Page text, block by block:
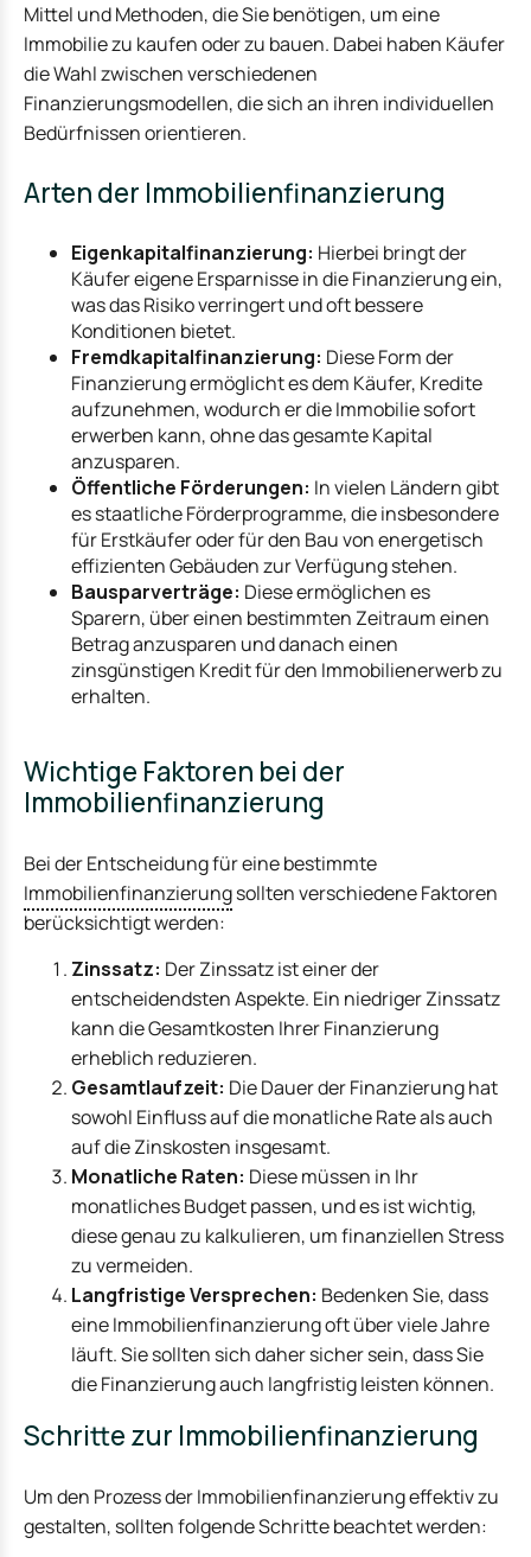
Mittel und Methoden, die Sie benötigen, um eine
Immobilie zu kaufen oder zu bauen. Dabei haben Käufer
die Wahl zwischen verschiedenen
Finanzierungsmodellen, die sich an ihren individuellen
Bedürfnissen orientieren.
Arten der Immobilienfinanzierung
Eigenkapitalfinanzierung: Hierbei bringt der
Käufer eigene Ersparnisse in die Finanzierung ein,
was das Risiko verringert und oft bessere
Konditionen bietet.
Fremdkapitalfinanzierung: Diese Form der
Finanzierung ermöglicht es dem Käufer, Kredite
aufzunehmen, wodurch er die Immobilie sofort
erwerben kann, ohne das gesamte Kapital
anzusparen.
Öffentliche Förderungen: In vielen Ländern gibt
es staatliche Förderprogramme, die insbesondere
für Erstkäufer oder für den Bau von energetisch
effizienten Gebäuden zur Verfügung stehen.
Bausparverträge: Diese ermöglichen es
Sparern, über einen bestimmten Zeitraum einen
Betrag anzusparen und danach einen
zinsgünstigen Kredit für den Immobilienerwerb zu
erhalten.
Wichtige Faktoren bei der
Immobilienfinanzierung
Bei der Entscheidung für eine bestimmte
Immobilienfinanzierungsollten verschiedene Faktoren
berücksichtigt werden:
Zinssatz: Der Zinssatz ist einer der
entscheidendsten Aspekte. Ein niedriger Zinssatz
kann die Gesamtkosten Ihrer Finanzierung
erheblich reduzieren.
Gesamtlaufzeit: Die Dauer der Finanzierung hat
sowohl Einfluss auf die monatliche Rate als auch
auf die Zinskosten insgesamt.
Monatliche Raten: Diese müssen in Ihr
monatliches Budget passen, und es ist wichtig,
diese genau zu kalkulieren, um finanziellen Stress
zu vermeiden.
Langfristige Versprechen: Bedenken Sie, dass
eine Immobilienfinanzierung oft über viele Jahre
läuft. Sie sollten sich daher sicher sein, dass Sie
die Finanzierung auch langfristig leisten können.
Schritte zur Immobilienfinanzierung
Um den Prozess der Immobilienfinanzierung effektiv zu
gestalten, sollten folgende Schritte beachtet werden: